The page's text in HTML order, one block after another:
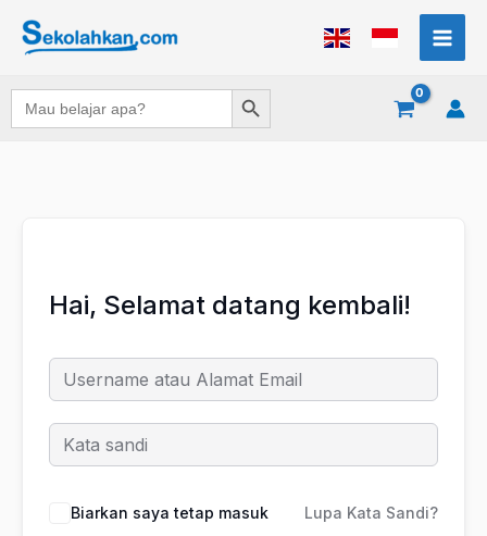
Search
for:
Search Button
Hai, Selamat datang kembali!
Biarkan saya tetap masuk Lupa Kata Sandi?